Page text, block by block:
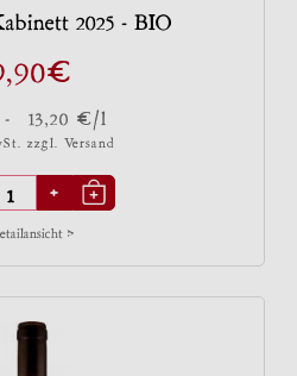
2025 - BIO
€
13,20 €/l
zzgl. Versand
+
>